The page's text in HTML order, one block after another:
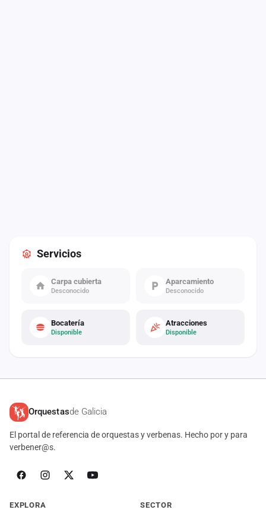
Servicios
Carpa cubierta
Desconocido
Aparcamiento
Desconocido
Bocatería
Disponible
Atracciones
Disponible
Orquestasde Galicia
El portal de referencia de orquestas y verbenas. Hecho por y para
verbener@s.
EXPLORA SECTOR